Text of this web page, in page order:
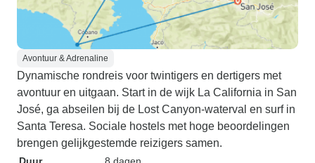
Avontuur & Adrenaline
Dynamische rondreis voor twintigers en dertigers met
avontuur en uitgaan. Start in de wijk La California in San
José, ga abseilen bij de Lost Canyon-waterval en surf in
Santa Teresa. Sociale hostels met hoge beoordelingen
brengen gelijkgestemde reizigers samen.